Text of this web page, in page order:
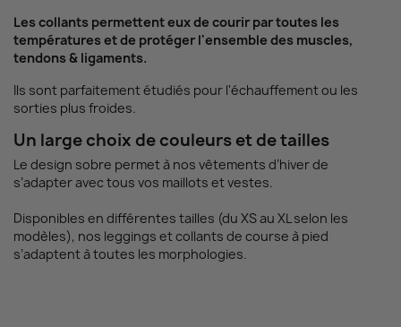
Les collants permettent eux de courir par toutes les
températures et de protéger l'ensemble des muscles,
tendons & ligaments.
Ils sont parfaitement étudiés pour l'échauffement ou les
sorties plus froides.
Un large choix de couleurs et de tailles
Le design sobre permet à nos vêtements d’hiver de
s’adapter avec tous vos maillots et vestes.
Disponibles en différentes tailles (du XS au XL selon les
modèles), nos leggings et collants de course à pied
s’adaptent à toutes les morphologies.